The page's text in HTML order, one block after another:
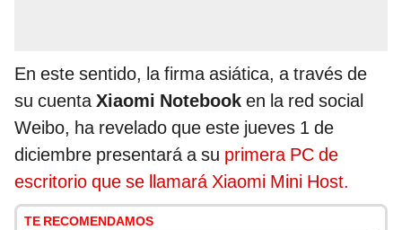
En este sentido, la firma asiática, a través de
su cuentaXiaomi Notebook en la red social
Weibo, ha revelado que este jueves 1 de
diciembre presentará a su primera PC de
escritorio que se llamará Xiaomi Mini Host.
TE RECOMENDAMOS